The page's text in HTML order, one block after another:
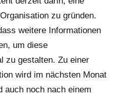
zu gründen.
weitere Informationen
um diese
zu gestalten. Zu einer
wird im nächsten Monat
auch noch nach einem